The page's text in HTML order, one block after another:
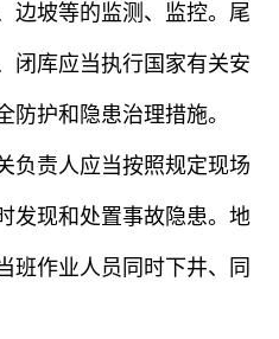
边坡等的监测、监控。尾
闭库应当执行国家有关安
防护和隐患治理措施。
责人应当按照规定现场
发现和处置事故隐患。地
班作业人员同时下井、同